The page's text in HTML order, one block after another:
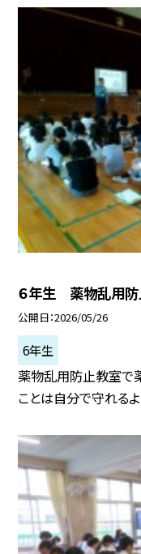
６年生 薬物乱用
公開日 2026/05/26
6年生
薬物乱用防止教室で
ことは自分で守れる